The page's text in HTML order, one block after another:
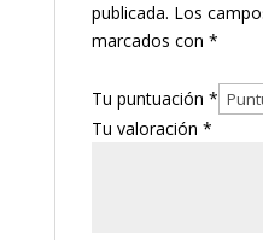
publicada. Los
marcados con *
Tu puntuación *
Tu valoración *